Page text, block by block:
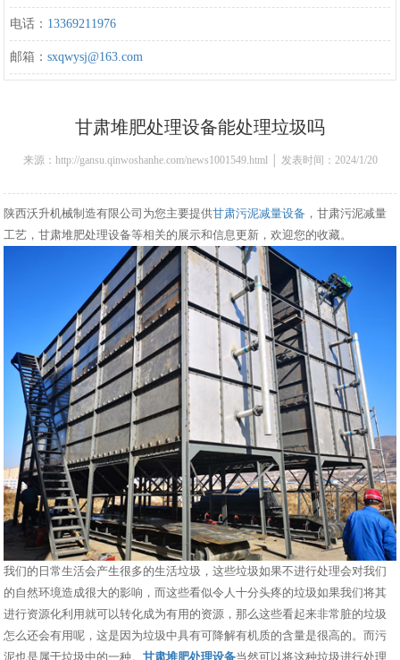
电话： 13369211976
邮箱：sxqwysj@163.com
甘肃堆肥处理设备能处理垃圾吗
来源：http://gansu.qinwoshanhe.com/news1001549.html │ 发表时间：2024/1/20
陕西沃升机械制造有限公司为您主要提供甘肃污泥减量设备 ，甘肃污泥减量
工艺，甘肃堆肥处理设备等相关的展示和信息更新，欢迎您的收藏。
我们的日常生活会产生很多的生活垃圾，这些垃圾如果不进行处理会对我们
的自然环境造成很大的影响，而这些看似令人十分头疼的垃圾如果我们将其
进行资源化利用就可以转化成为有用的资源，那么这些看起来非常脏的垃圾
怎么还会有用呢，这是因为垃圾中具有可降解有机质的含量是很高的。而污
泥也是属于垃圾中的一种。甘肃堆肥处理设备当然可以将这种垃圾进行处理